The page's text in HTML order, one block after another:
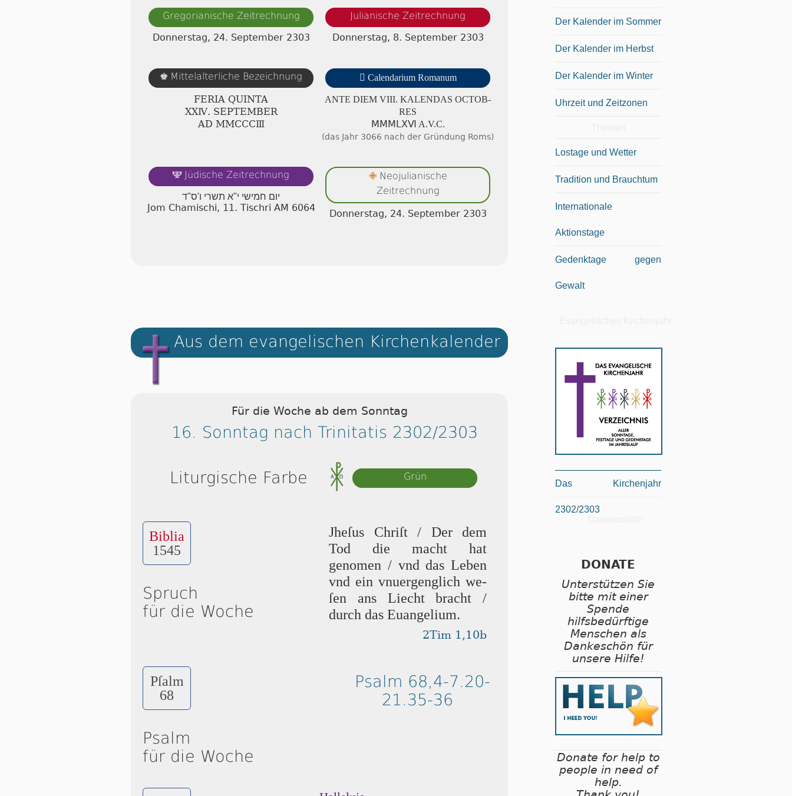
Gregorianische Zeitrechnung
Donnerstag, 24. September 2303
Julianische Zeitrechnung
Donnerstag, 8. September 2303
♚ Mittelalterliche Bezeichnung
FERIA QUINTA
ⅩⅩⅣ. SEPTEMBER
AD ⅯⅯⅭⅭⅭⅢ
 Calendarium Romanum
ANTE DIEM VIII. KA­LEN­DAS OC­TOB­
RES
ⅯⅯⅯⅬⅩⅥ A.V.C.
(das Jahr 3066 nach der Gründung Roms)
🕎 Jüdische Zeitrechnung
יום חמישי י"א תשרי ו'ס"ד
Jom Chamischi, 11. Tischri AM 6064
✙Neojulianische
Zeitrechnung
Donnerstag, 24. September 2303
Aus dem evangelischen Kirchenkalender
Für die Woche ab dem Sonntag
16. Sonntag nach Trinitatis 2302/2303
Liturgische Farbe Grün
Biblia
1545
Spruch
für die Woche
Jhe­ſus Chriſt / Der dem
Tod die macht hat
genomen / vnd das Leben
vnd ein vnuergenglich we­
ſen ans Liecht bracht /
durch das Euangelium.
2Tim 1,10b
Pſalm
68
Psalm
für die Woche
Psalm 68,4-7.20-
21.35-36
Der Kalender im Sommer
Der Kalender im Herbst
Der Kalender im Winter
Uhrzeit und Zeitzonen
Lostage und Wetter
Tradition und Brauchtum
Internationale
Aktionstage
Gedenktage gegen
Gewalt
Das Kirchenjahr
2302/2303
DONATE
Unterstützen Sie
bitte mit einer
Spende
hilfsbedürftige
Menschen als
Dankeschön für
unsere Hilfe!
Donate for help to
people in need of
help.